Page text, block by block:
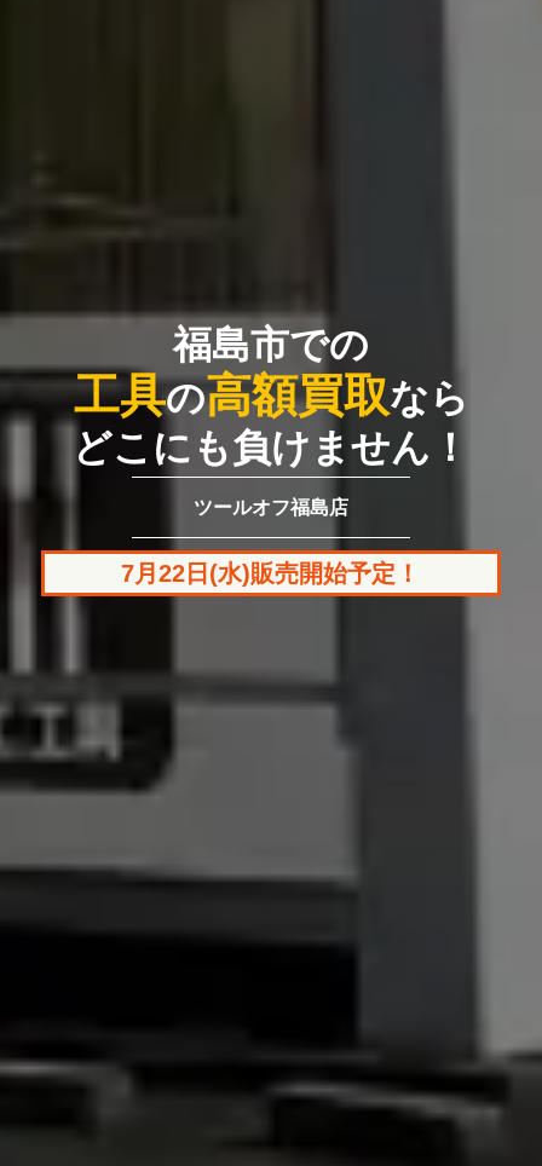
福島市での
工具の高額買取なら
どこにも負けません！
ツールオフ福島店
7月22日(水)販売開始予定！